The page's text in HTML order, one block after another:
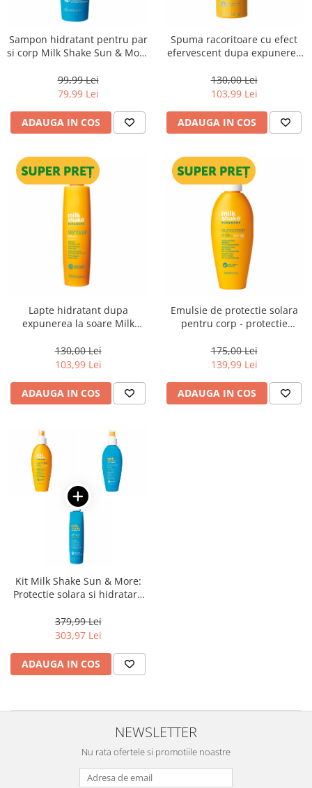
Sampon hidratant pentru par
si corp Milk Shake Sun & More
99,99 Lei
79,99 Lei
ADAUGA IN COS
Spuma racoritoare cu efect
efervescent dupa expunerea
More Crackling Mousse, 150
ml
130,00 Lei
103,99 Lei
ADAUGA IN COS
Lapte hidratant dupa
expunerea la soare Milk
Lotion, 250 ml
130,00 Lei
103,99 Lei
ADAUGA IN COS
Emulsie de protectie solara
pentru corp - protectie
More Sun Screen Milk SPF30,
140 ml
175,00 Lei
139,99 Lei
ADAUGA IN COS
Kit Milk Shake Sun & More:
Protectie solara si hidratare
379,99 Lei
303,97 Lei
ADAUGA IN COS
NEWSLETTER
Nu rata ofertele si promotiile noastre